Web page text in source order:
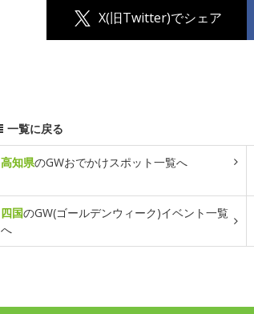
X(旧Twitter)でシェア
一覧に戻る
高知県のGWおでかけスポット一覧へ
四国のGW(ゴールデンウィーク)イベント一覧
へ